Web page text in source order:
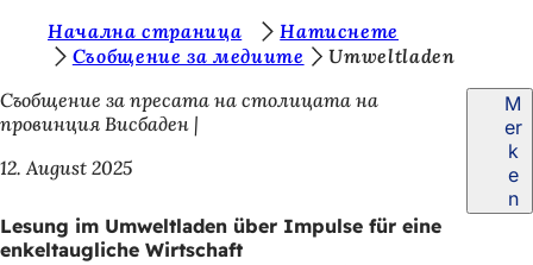
Inhalt anspringen
e
b
e
f
Начална страница
Натиснете
Съобщение за медиите
Umweltladen
Съобщение за пресата на столицата на
провинция Висбаден
12. August 2025
M
er
k
e
n
Lesung im Umweltladen über Impulse für eine
enkeltaugliche Wirtschaft